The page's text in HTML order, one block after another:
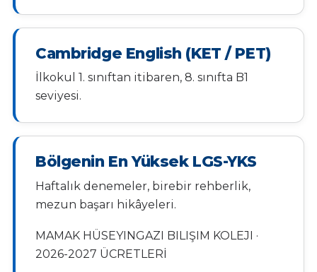
Cambridge English (KET / PET)
İlkokul 1. sınıftan itibaren, 8. sınıfta B1
seviyesi.
Bölgenin En Yüksek LGS-YKS
Haftalık denemeler, birebir rehberlik,
mezun başarı hikâyeleri.
MAMAK HÜSEYINGAZI BILIŞIM KOLEJI ·
2026-2027 ÜCRETLERİ